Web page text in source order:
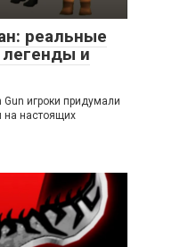
реальные
и
игроки придумали
на настоящих